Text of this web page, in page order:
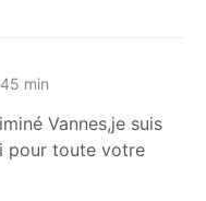
min
Vannes,je suis
pour toute votre